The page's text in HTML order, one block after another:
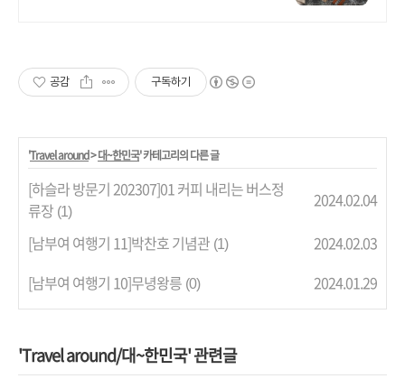
공감 구독하기
'Travel around>대~한민국' 카테고리의 다른 글
[하슬라 방문기 202307]01 커피 내리는 버스정
류장 (1)
2024.02.04
[남부여 여행기 11]박찬호 기념관 (1)
2024.02.03
[남부여 여행기 10]무녕왕릉 (0) 2024.01.29
'Travel around/대~한민국' 관련글